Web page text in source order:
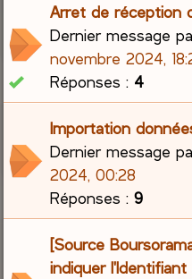
Arret de réception
Dernier message
novembre 2024,
Réponses : 4
Importation
Dernier message
2024, 00:28
Réponses :9
[Source
indiquer